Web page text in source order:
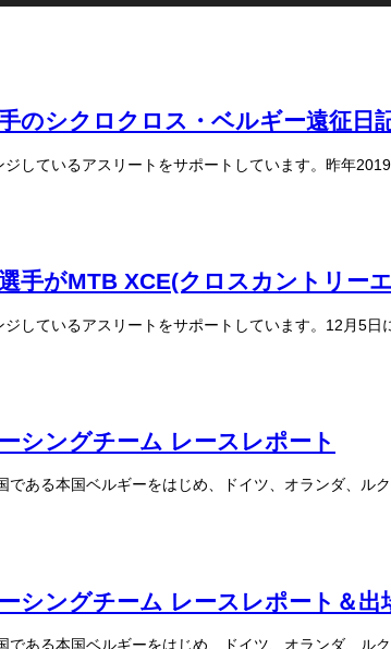
のシクロクロス・ベルギー遠征日
しているアスリートをサポートしています。昨年
手がMTB XCE(クロスカントリ
しているアスリートをサポートしています。12月5
シングチーム レースレポート
である本国ベルギーをはじめ、ドイツ、オランダ、
シングチーム レースレポート＆出
ある本国ベルギーをはじめ、ドイツ、オランダ、ル